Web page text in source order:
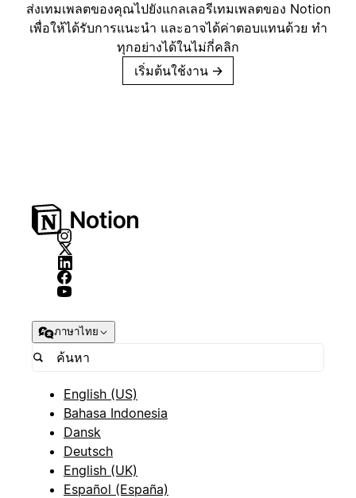
ส่งเทมเพลตของคุณไปยังแกลเลอรีเทมเพลตของ Notion
เพื่อให้ได้รับการแนะนำ และอาจได้ค่าตอบแทนด้วย ทำ
ทุกอย่างได้ในไม่กี่คลิก
เริ่มต้นใช้งาน →
ภาษาไทย
English (US)
Bahasa Indonesia
Dansk
Deutsch
English (UK)
Español (España)